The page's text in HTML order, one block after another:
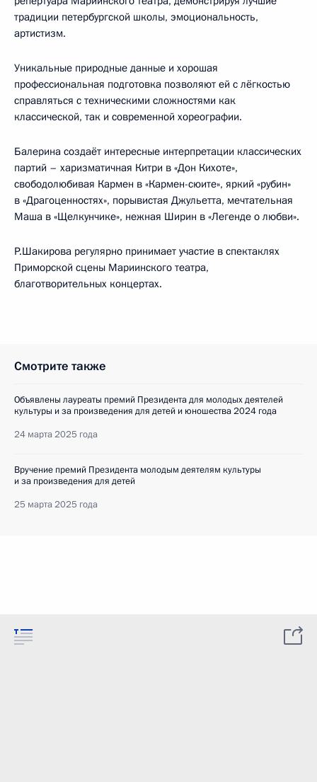
традиции петербургской школы, эмоциональность,
артистизм.
Уникальные природные данные и хорошая
профессиональная подготовка позволяют ей с лёгкостью
справляться с техническими сложностями как
классической, так и современной хореографии.
Балерина создаёт интересные интерпретации классических
партий – харизматичная Китри в «Дон Кихоте»,
свободолюбивая Кармен в «Кармен-сюите», яркий «рубин»
в «Драгоценностях», порывистая Джульетта, мечтательная
Маша в «Щелкунчике», нежная Ширин в «Легенде о любви».
Р.Шакирова регулярно принимает участие в спектаклях
Приморской сцены Мариинского театра,
благотворительных концертах.
Смотрите также
Объявлены лауреаты премий Президента для молодых деятелей
культуры и за произведения для детей и юношества 2024 года
24 марта 2025 года
Вручение премий Президента молодым деятелям культуры
и за произведения для детей
25 марта 2025 года